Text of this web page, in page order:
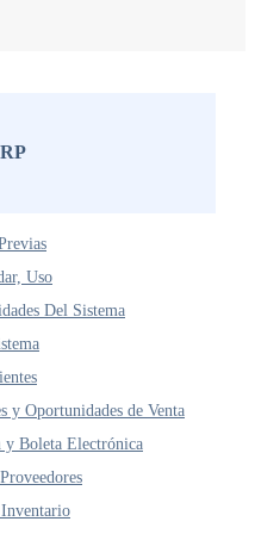
Uso
Del Sistema
y Oportunidades de Venta
y Boleta Electrónica